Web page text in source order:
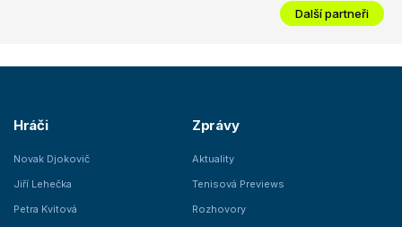
Další partneři
Hráči
Novak Djokovič
Jiří Lehečka
Petra Kvitová
Zprávy
Aktuality
Tenisová Previews
Rozhovory